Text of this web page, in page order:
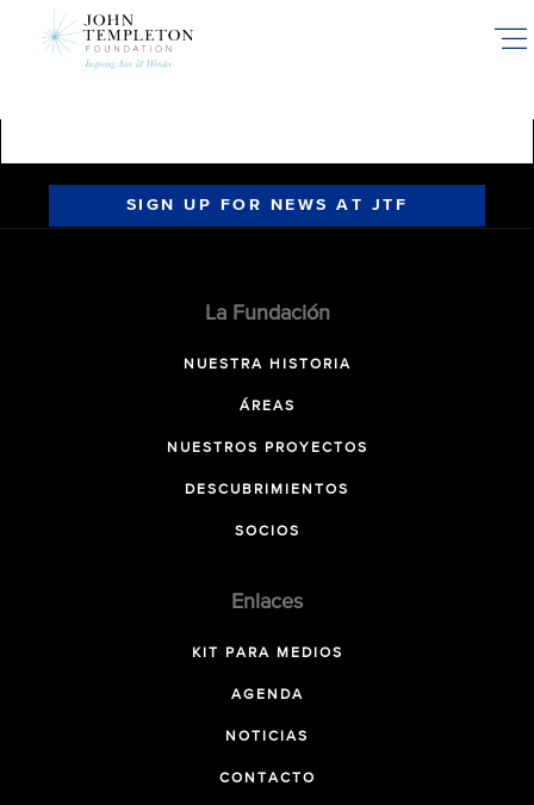
SIGN UP FOR NEWS AT JTF
La Fundación
NUESTRA HISTORIA
ÁREAS
NUESTROS PROYECTOS
DESCUBRIMIENTOS
SOCIOS
Enlaces
KIT PARA MEDIOS
AGENDA
NOTICIAS
CONTACTO